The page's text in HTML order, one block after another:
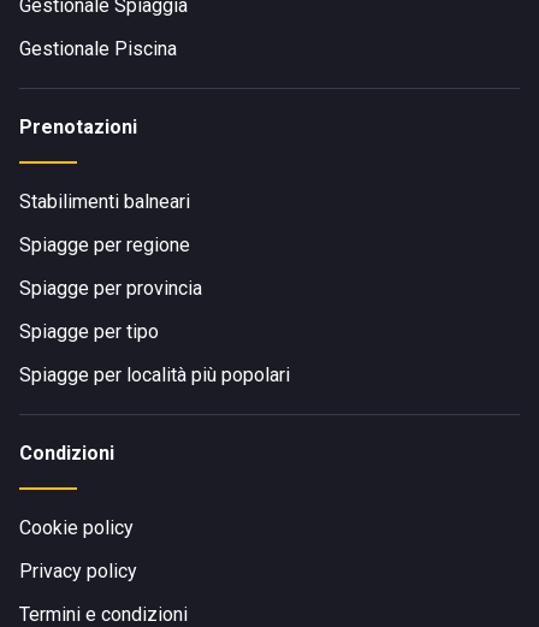
Gestionale Spiaggia
Gestionale Piscina
Prenotazioni
Stabilimenti balneari
Spiagge per regione
Spiagge per provincia
Spiagge per tipo
Spiagge per località più popolari
Condizioni
Cookie policy
Privacy policy
Termini e condizioni